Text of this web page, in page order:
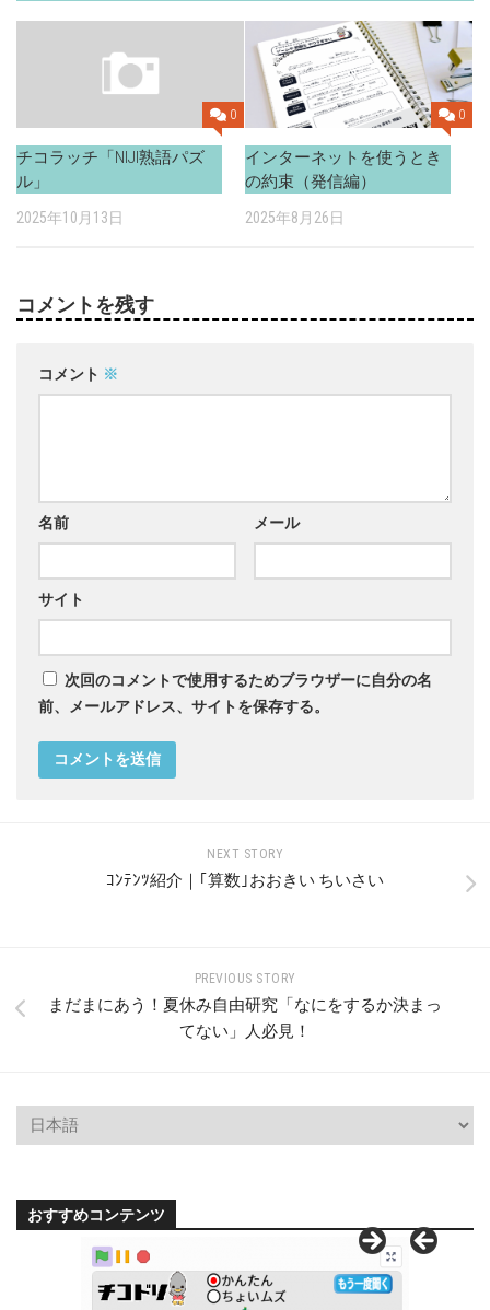
0
チコラッチ「NIJI熟語パズ
ル」
2025年10月13日
0
インターネットを使うとき
の約束（発信編）
2025年8月26日
コメントを残す
コメント ※
名前 メール
サイト
次回のコメントで使用するためブラウザーに自分の名
前、メールアドレス、サイトを保存する。
NEXT STORY
ｺﾝﾃﾝﾂ紹介｜｢算数｣おおきい ちいさい
PREVIOUS STORY
まだまにあう！夏休み自由研究「なにをするか決まっ
てない」人必見！
おすすめコンテンツ